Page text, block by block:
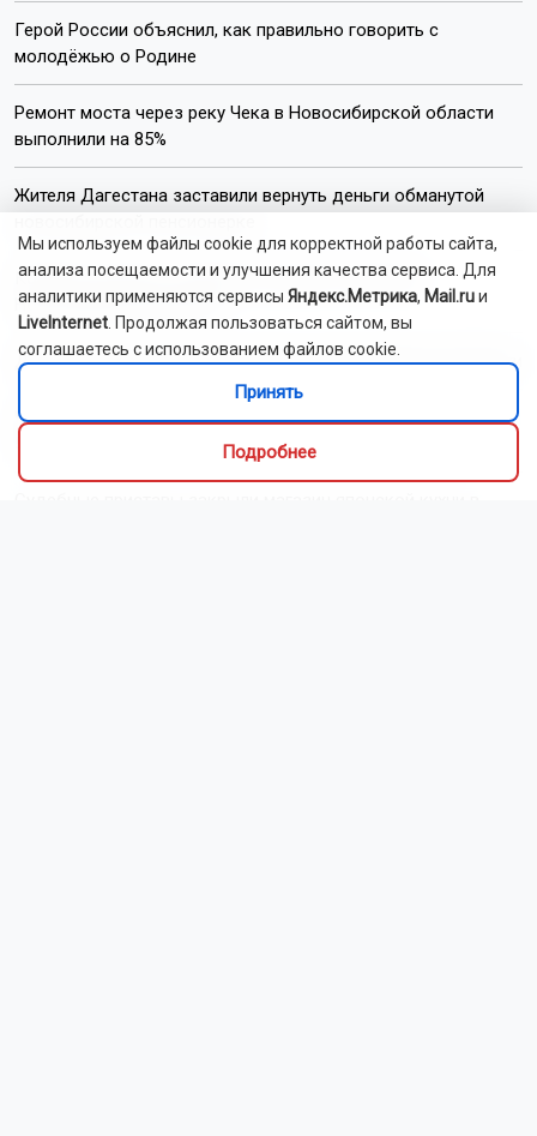
Герой России объяснил, как правильно говорить с
молодёжью о Родине
Ремонт моста через реку Чека в Новосибирской области
выполнили на 85%
Жителя Дагестана заставили вернуть деньги обманутой
Корабль-церковь отправится в рейд по районам
Новосибирской области
Двое мужчин погибли при пожаре в Новосибирской области
Число заявлений в НГУ в 2026 году выросло на рекордные
Мы используем файлы cookie для корректной работы сайта,
анализа посещаемости и улучшения качества сервиса. Для
аналитики применяются сервисы Яндекс.Метрика, Mail.ruи
LiveInternet . Продолжая пользоваться сайтом, вы
соглашаетесь с использованием файлов cookie.
Принять
Подробнее